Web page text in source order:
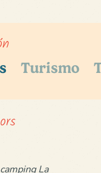
Turismo
La